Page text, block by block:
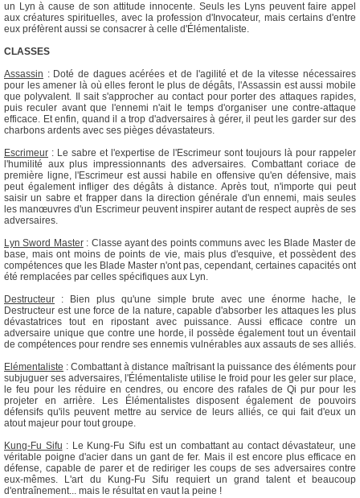
un Lyn à cause de son attitude innocente. Seuls les Lyns peuvent faire appel
aux créatures spirituelles, avec la profession d'Invocateur, mais certains d'entre
eux préfèrent aussi se consacrer à celle d'Élémentaliste.
CLASSES
Assassin : Doté de dagues acérées et de l'agilité et de la vitesse nécessaires
pour les amener là où elles feront le plus de dégâts, l'Assassin est aussi mobile
que polyvalent. Il sait s'approcher au contact pour porter des attaques rapides,
puis reculer avant que l'ennemi n'ait le temps d'organiser une contre-attaque
efficace. Et enfin, quand il a trop d'adversaires à gérer, il peut les garder sur des
charbons ardents avec ses pièges dévastateurs.
Escrimeur : Le sabre et l'expertise de l'Escrimeur sont toujours là pour rappeler
l'humilité aux plus impressionnants des adversaires. Combattant coriace de
première ligne, l'Escrimeur est aussi habile en offensive qu'en défensive, mais
peut également infliger des dégâts à distance. Après tout, n'importe qui peut
saisir un sabre et frapper dans la direction générale d'un ennemi, mais seules
les manœuvres d'un Escrimeur peuvent inspirer autant de respect auprès de ses
adversaires.
Lyn Sword Master: Classe ayant des points communs avec les Blade Master de
base, mais ont moins de points de vie, mais plus d'esquive, et possèdent des
compétences que les Blade Master n'ont pas, cependant, certaines capacités ont
été remplacées par celles spécifiques aux Lyn.
Destructeur : Bien plus qu'une simple brute avec une énorme hache, le
Destructeur est une force de la nature, capable d'absorber les attaques les plus
dévastatrices tout en ripostant avec puissance. Aussi efficace contre un
adversaire unique que contre une horde, il possède également tout un éventail
de compétences pour rendre ses ennemis vulnérables aux assauts de ses alliés.
Elémentaliste : Combattant à distance maîtrisant la puissance des éléments pour
subjuguer ses adversaires, l'Élémentaliste utilise le froid pour les geler sur place,
le feu pour les réduire en cendres, ou encore des rafales de Qi pur pour les
projeter en arrière. Les Élémentalistes disposent également de pouvoirs
défensifs qu'ils peuvent mettre au service de leurs alliés, ce qui fait d'eux un
atout majeur pour tout groupe.
Kung-Fu Sifu : Le Kung-Fu Sifu est un combattant au contact dévastateur, une
véritable poigne d'acier dans un gant de fer. Mais il est encore plus efficace en
défense, capable de parer et de rediriger les coups de ses adversaires contre
eux-mêmes. L'art du Kung-Fu Sifu requiert un grand talent et beaucoup
d'entraînement... mais le résultat en vaut la peine !